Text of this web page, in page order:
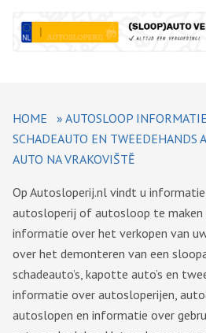
HOME » AUTOSLOOP INFORMATIE
SCHADEAUTO EN TWEEDEHANDS
AUTO NA VRAKOVIŠTĚ
Op Autosloperij.nl vindt u
autosloperij of autosloop te
informatie over het verkopen van
over het demonteren van een
schadeauto’s, kapotte auto’s en
informatie over autosloperijen,
autoslopen en informatie over